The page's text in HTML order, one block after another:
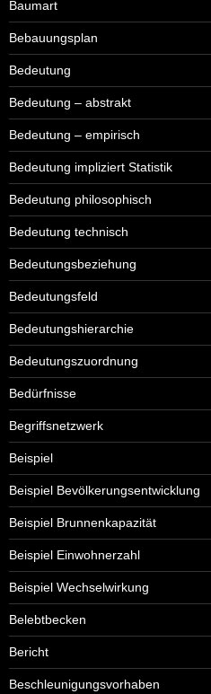
Baumart
Bebauungsplan
Bedeutung
Bedeutung – abstrakt
Bedeutung – empirisch
Bedeutung impliziert Statistik
Bedeutung philosophisch
Bedeutung technisch
Bedeutungsbeziehung
Bedeutungsfeld
Bedeutungshierarchie
Bedeutungszuordnung
Bedürfnisse
Begriffsnetzwerk
Beispiel
Beispiel Bevölkerungsentwicklung
Beispiel Brunnenkapazität
Beispiel Einwohnerzahl
Beispiel Wechselwirkung
Belebtbecken
Bericht
Beschleunigungsvorhaben